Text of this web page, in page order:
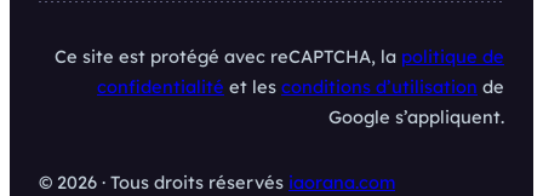
Ce site est protégé avec reCAPTCHA, la politique de
confidentialité et les conditions d’utilisation de
Google s’appliquent.
© 2026 · Tous droits réservés iaorana.com